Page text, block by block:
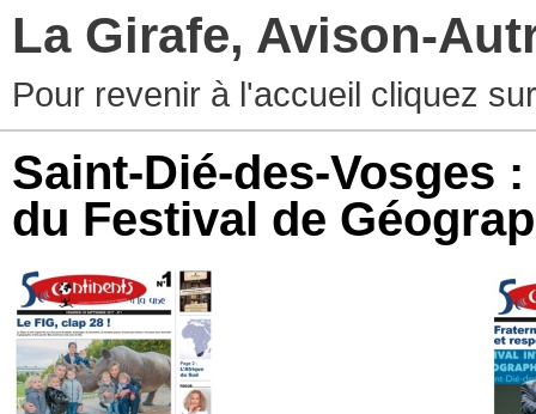
La Girafe, Avison-
Pour revenir à l'accueil cliquez
Saint-Dié-des-Vosges
du Festival de